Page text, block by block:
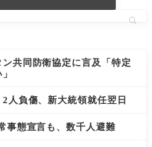
共同防衛協定に言及「特定
人負傷、新大統領就任翌日
事態宣言も、数千人避難